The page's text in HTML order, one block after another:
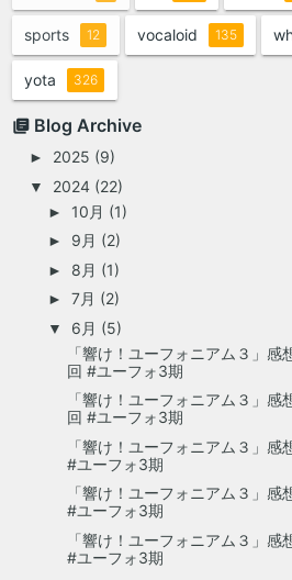
sports 12 vocaloid 135
yota 326
Blog Archive
► 2025 (9)
▼ 2024 (22)
► 10月 (1)
► 9月 (2)
► 8月 (1)
► 7月 (2)
▼ 6月 (5)
「響け！ユーフォニアム３」
回 #ユーフォ3期
「響け！ユーフォニアム３」
回 #ユーフォ3期
「響け！ユーフォニアム３」
#ユーフォ3期
「響け！ユーフォニアム３」
#ユーフォ3期
「響け！ユーフォニアム３」
#ユーフォ3期